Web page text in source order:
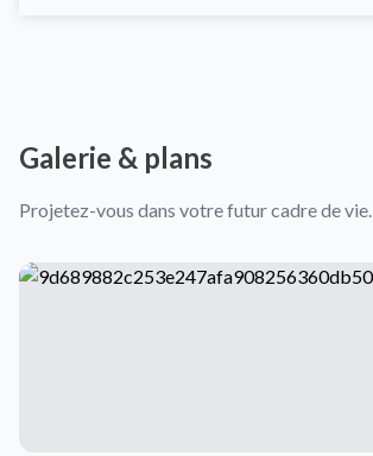
Galerie & plans
Projetez-vous dans votre futur cadre de vie.